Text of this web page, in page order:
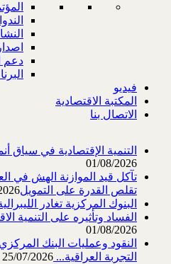
دعم
فيديو
المكتبة الاقتصادية
الاتصال بنا
التنمية الإقتصادية في سياق
01/08/2026
تآكل قيد الموازنة الهش في
تقلص القدرة على التمويل‎ (...
البنوك المركزية تغادر
الفساد وتأثيره على التنمية
01/08/2026
النقود وعمليات البنك
التجربة العراقية... 25/07/2026